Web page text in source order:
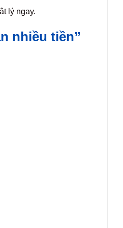
lý ngay.
nhiều tiền”